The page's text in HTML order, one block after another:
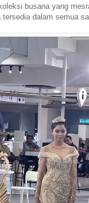
busana yang
dalam semua